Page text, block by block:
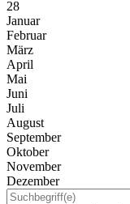
28
Januar
Februar
März
April
Mai
Juni
Juli
August
September
Oktober
November
Dezember